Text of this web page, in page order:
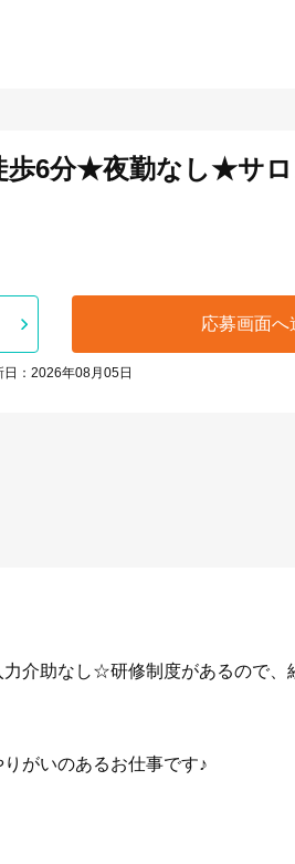
歩6分★夜勤なし★サ
応募画面へ
日：2026年08月05日
介助なし☆研修制度があるので
がいのあるお仕事です♪